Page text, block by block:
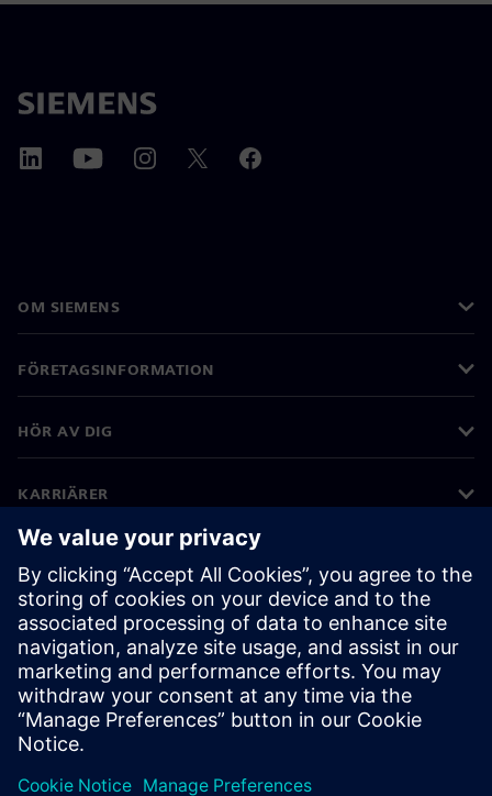
OM SIEMENS
FÖRETAGSINFORMATION
HÖR AV DIG
KARRIÄRER
©Siemens 2026
Företagsinformation
Sekretessmeddelande
Kakor meddelande